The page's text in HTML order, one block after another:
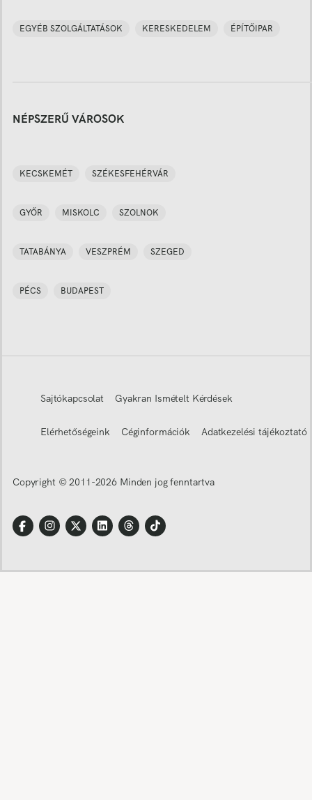
EGYÉB SZOLGÁLTATÁSOK KERESKEDELEM ÉPÍTŐIPAR
NÉPSZERŰ VÁROSOK
KECSKEMÉT SZÉKESFEHÉRVÁR
GYŐR MISKOLC SZOLNOK
TATABÁNYA VESZPRÉM SZEGED
PÉCS BUDAPEST
Sajtókapcsolat Gyakran Ismételt Kérdések
Elérhetőségeink Céginformációk Adatkezelési tájékoztató
Copyright © 2011-2026 Minden jog fenntartva